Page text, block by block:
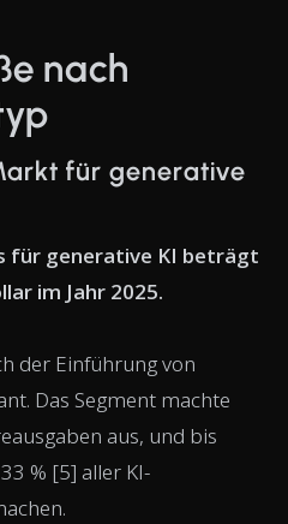
nach
für generative
für generative KI beträgt
im Jahr 2025.
der Einführung von
Das Segment machte
aus, und bis
% [5] aller KI-